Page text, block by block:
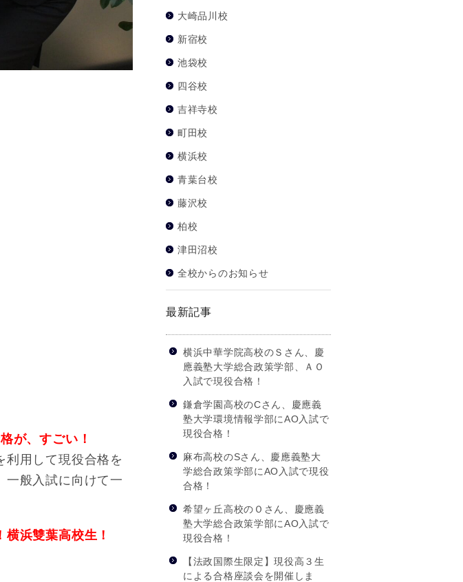
が、すごい！
利用して現役合格を
一般入試に向けて一
横浜雙葉高校生！
大崎品川校
新宿校
池袋校
四谷校
吉祥寺校
町田校
横浜校
青葉台校
藤沢校
柏校
津田沼校
全校からのお知らせ
最新記事
横浜中華学院高校のＳさん、慶
應義塾大学総合政策学部、ＡＯ
入試で現役合格！
鎌倉学園高校のCさん、慶應義
塾大学環境情報学部にAO入試で
現役合格！
麻布高校のSさん、慶應義塾大
学総合政策学部にAO入試で現役
合格！
希望ヶ丘高校のＯさん、慶應義
塾大学総合政策学部にAO入試で
現役合格！
【法政国際生限定】現役高３生
による合格座談会を開催しま